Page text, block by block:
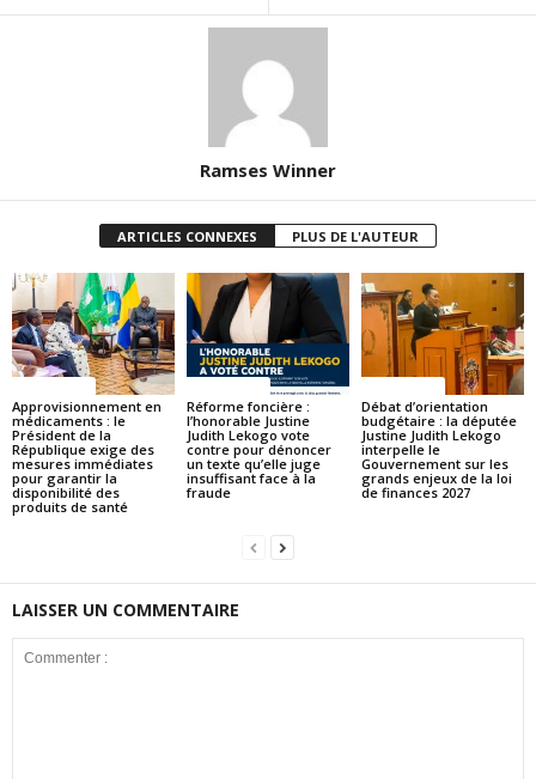
Ramses Winner
ARTICLES CONNEXES PLUS DE L'AUTEUR
Approvisionnement en
médicaments : le
Président de la
République exige des
mesures immédiates
pour garantir la
disponibilité des
produits de santé
Réforme foncière :
l’honorable Justine
Judith Lekogo vote
contre pour dénoncer
un texte qu’elle juge
insuffisant face à la
fraude
Débat d’orientation
budgétaire : la députée
Justine Judith Lekogo
interpelle le
Gouvernement sur les
grands enjeux de la loi
de finances 2027
LAISSER UN COMMENTAIRE